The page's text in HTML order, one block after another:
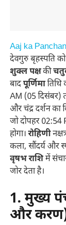
Aaj ka
देवगुरु बृहस्पति
शुक्ल पक्षकी
बादपूर्णिमातिथि
AM (05 दिसंबर)
और चंद्र दर्शन का
जो दोपहर
होगा। रोहिणी
कला, सौंदर्य और
वृषभ राशिमें
जोर देता है।
1. मुख्य
और